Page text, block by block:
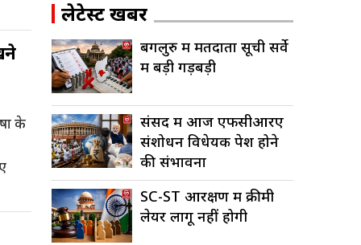
के
लेटेस्ट खबरें
बेंगलुरु में मतदाता सूची सर्वे
में बड़ी गड़बड़ी
संसद में आज एफसीआरए
संशोधन विधेयक पेश होने
की संभावना
SC-ST आरक्षण में क्रीमी
लेयर लागू नहीं होगी